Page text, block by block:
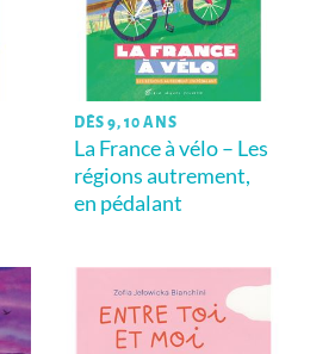
DÈS 9, 10 ANS
La France à vélo – Les
régions autrement,
en pédalant